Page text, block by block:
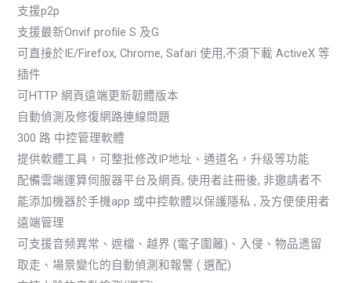
支援p2p
支援最新Onvif profile S 及G
可直接於IE/Firefox, Chrome, Safari 使用,不須下載 ActiveX 等
插件
可HTTP 網頁遠端更新韌體版本
自動偵測及修復網路連線問題
300 路 中控管理軟體
提供軟體工具，可整批修改IP地址、通道名，升级等功能
配備雲端運算伺服器平台及網頁, 使用者註冊後, 非邀請者不
能添加機器於手機app 或中控軟體以保護隱私 , 及方便使用者
遠端管理
可支援音频異常、遮檔、越界 (電子圍籬)、入侵、物品遗留
取走、場景變化的自動偵測和報警 ( 選配)